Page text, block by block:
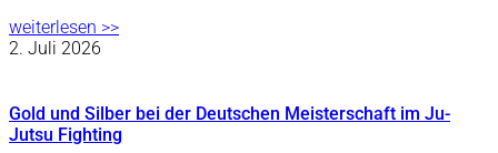
weiterlesen >>
2. Juli 2026
Gold und Silber bei der Deutschen Meisterschaft im Ju-
Jutsu Fighting